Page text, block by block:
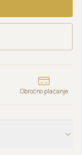
Obročno plaćanje